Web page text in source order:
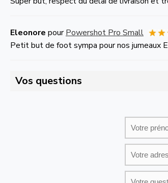
Eleonore pourPowershot Pro Small
Petit but de foot sympa pour nos jumeaux
Vos questions